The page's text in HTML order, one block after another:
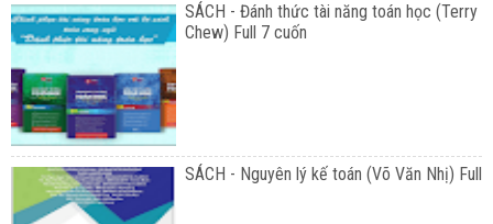
SÁCH - Đánh thức tài năng toán học (Terry
Chew) Full 7 cuốn
SÁCH - Nguyên lý kế toán (Võ Văn Nhị) Full